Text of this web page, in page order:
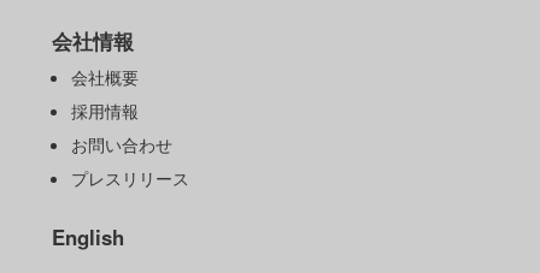
会社情報
会社概要
採用情報
お問い合わせ
プレスリリース
English